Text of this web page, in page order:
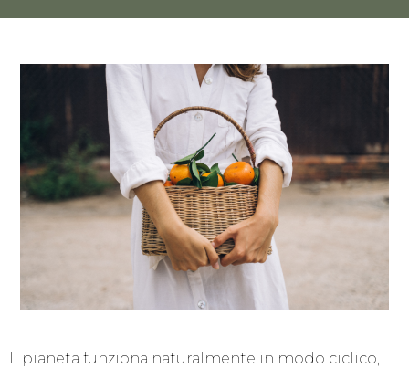
Il pianeta funziona naturalmente in modo ciclico,